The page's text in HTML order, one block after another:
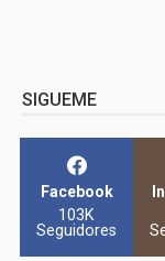
SIGUEME
Facebook
103K
Seguidores